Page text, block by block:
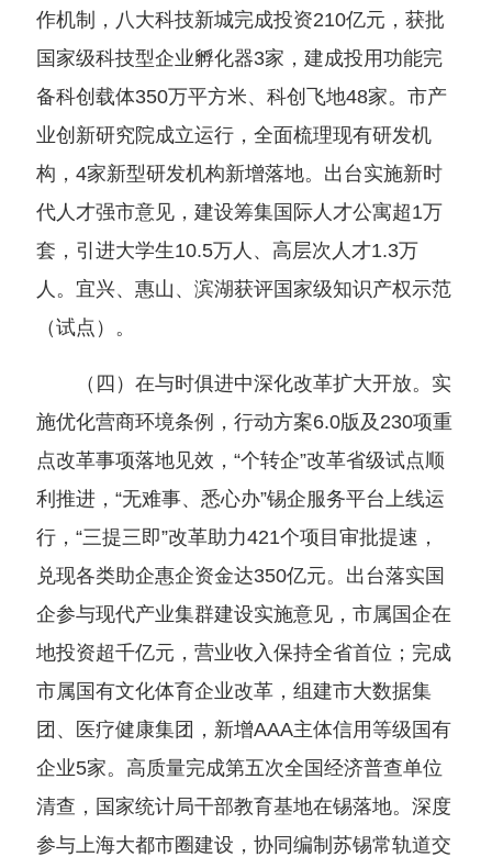
作机制，八大科技新城完成投资210亿元，获批
国家级科技型企业孵化器3家，建成投用功能完
备科创载体350万平方米、科创飞地48家。市产
业创新研究院成立运行，全面梳理现有研发机
构，4家新型研发机构新增落地。出台实施新时
代人才强市意见，建设筹集国际人才公寓超1万
套，引进大学生10.5万人、高层次人才1.3万
人。宜兴、惠山、滨湖获评国家级知识产权示范
（试点）。
（四）在与时俱进中深化改革扩大开放。实
施优化营商环境条例，行动方案6.0版及230项重
点改革事项落地见效，“个转企”改革省级试点顺
利推进，“无难事、悉心办”锡企服务平台上线运
行，“三提三即”改革助力421个项目审批提速，
兑现各类助企惠企资金达350亿元。出台落实国
企参与现代产业集群建设实施意见，市属国企在
地投资超千亿元，营业收入保持全省首位；完成
市属国有文化体育企业改革，组建市大数据集
团、医疗健康集团，新增AAA主体信用等级国有
企业5家。高质量完成第五次全国经济普查单位
清查，国家统计局干部教育基地在锡落地。深度
参与上海大都市圈建设，协同编制苏锡常轨道交